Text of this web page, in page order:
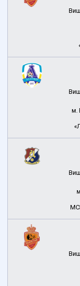
м.